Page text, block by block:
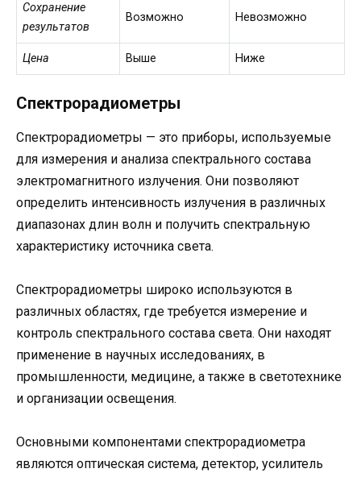
Сохранение
результатов
Возможно Невозможно
Цена Выше Ниже
Спектрорадиометры
Спектрорадиометры — это приборы, используемые
для измерения и анализа спектрального состава
электромагнитного излучения. Они позволяют
определить интенсивность излучения в различных
диапазонах длин волн и получить спектральную
характеристику источника света.
Спектрорадиометры широко используются в
различных областях, где требуется измерение и
контроль спектрального состава света. Они находят
применение в научных исследованиях, в
промышленности, медицине, а также в светотехнике
и организации освещения.
Основными компонентами спектрорадиометра
являются оптическая система, детектор, усилитель